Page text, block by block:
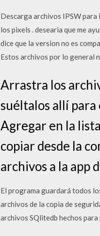
Descarga archivos IPSW
los pixels . desearia que me
dice que la version no es
Estos archivos por lo general
Arrastra los
suéltalos allí para
Agregar en la
copiar desde la
archivos a la app
El programa guardará todos
archivos de la copia de
archivos SQlitedb hechos